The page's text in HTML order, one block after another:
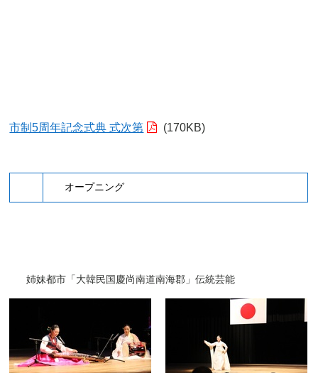
市制5周年記念式典 式次第 (170KB)
オープニング
姉妹都市「大韓民国慶尚南道南海郡」伝統芸能